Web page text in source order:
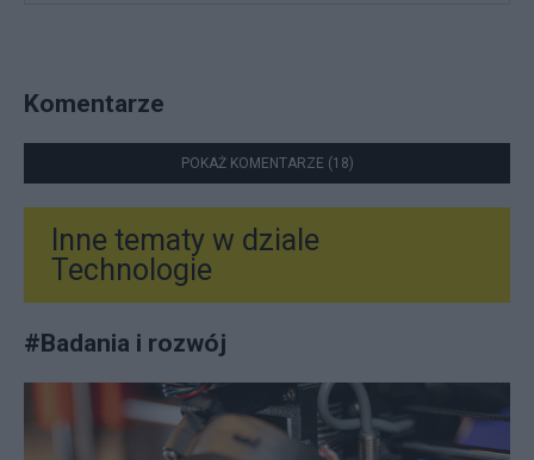
Komentarze
POKAŻ KOMENTARZE (18)
Inne tematy w dziale
Technologie
#Badania i rozwój